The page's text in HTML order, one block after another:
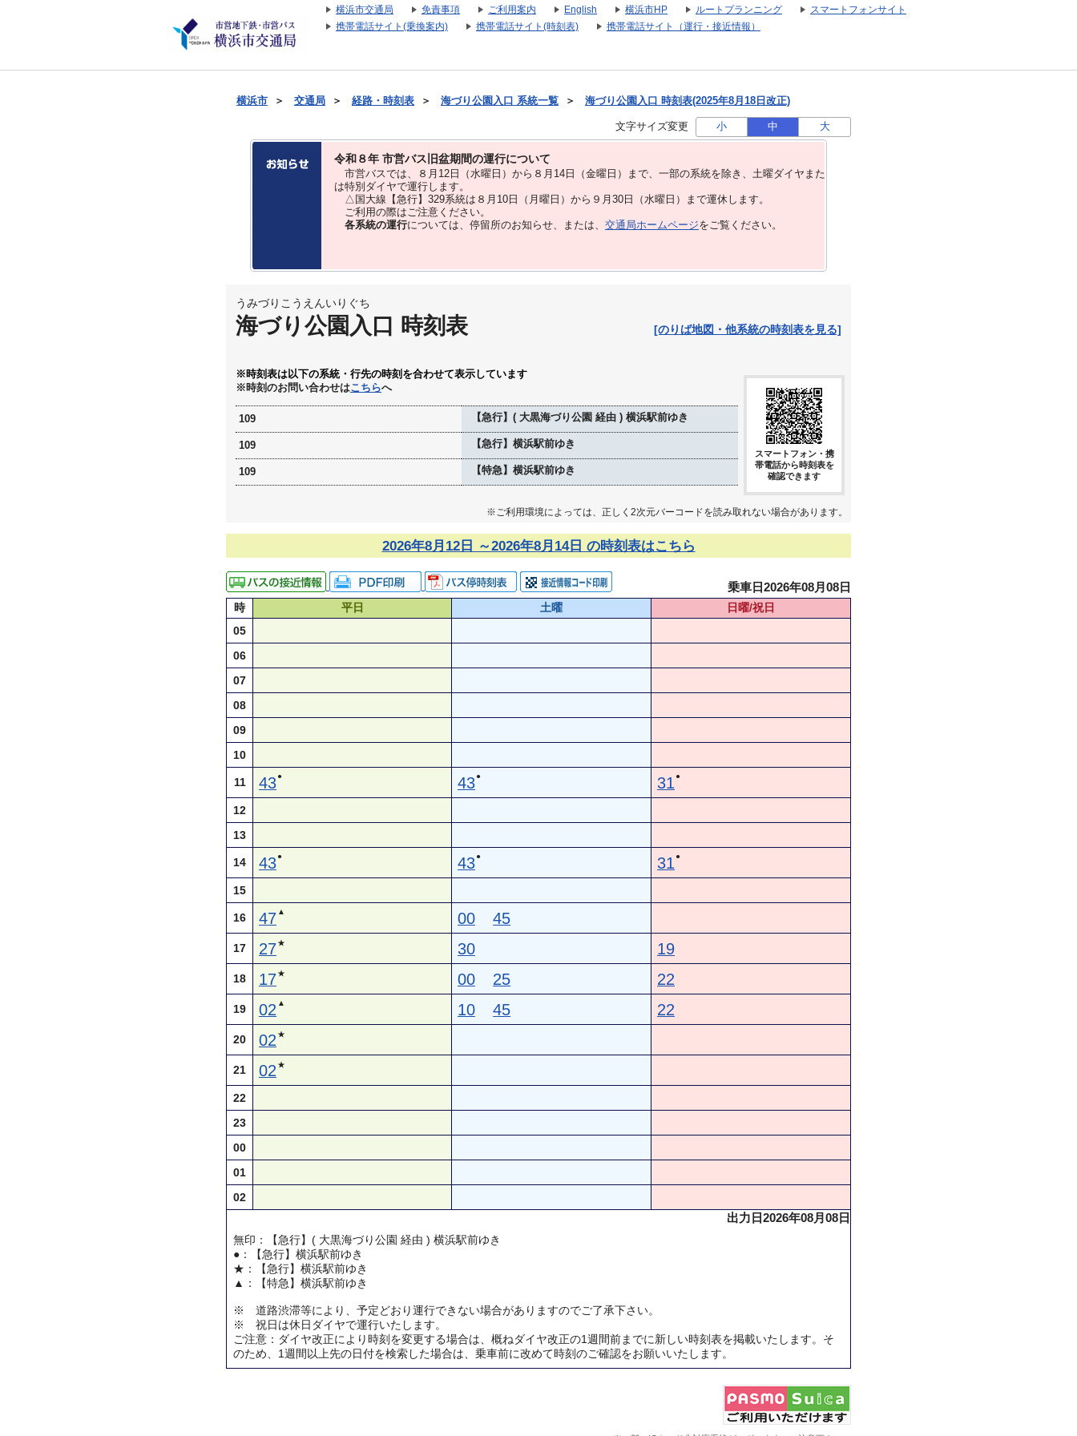
横浜市交通局 免責事項 ご利用案内 English 横浜市HP ルートプランニング
スマートフォンサイト
携帯電話サイト(乗換案内)
携帯電話サイト(時刻表) 携帯電話サイト（運行・接近情報）
横浜市 ＞ 交通局 ＞ 経路・時刻表 ＞ 海づり公園入口 系統一覧 ＞ 海づり公園入口 時刻表(2025年8月18日改正)
文字サイズ変更 小 中 大
令和８年 市営バス旧盆期間の運行について
市営バスでは、８⽉12⽇（水曜日）から８⽉14⽇（金曜日）まで、⼀部の系統を除き、⼟曜ダイヤまた
は特別ダイヤで運⾏します。
△国大線【急行】329系統は８月10日（月曜日）から９月30日（水曜日）まで運休します。
ご利用の際はご注意ください。
各系統の運行については、停留所のお知らせ、または、 交通局ホームページをご覧ください。
うみづりこうえんいりぐち
海づり公園入口 時刻表 [のりば地図・他系統の時刻表を見る]
※時刻表は以下の系統・行先の時刻を合わせて表示しています
※時刻のお問い合わせはこちらへ
109 【急行】( 大黒海づり公園 経由 ) 横浜駅前ゆき
109 【急行】横浜駅前ゆき
109 【特急】横浜駅前ゆき
スマートフォン・携
帯電話から時刻表を
確認できます
※ご利用環境によっては、正しく2次元バーコードを読み取れない場合があります。
2026年8月12日 ～2026年8月14日 の時刻表はこちら
乗車日2026年08月08日
時 平日 土曜
日曜/祝日
05
06
07
08
09
10
11 43● 43● 31 ●
12
13
14 43● 43● 31 ●
15
16 47 ▲ 00 45
17 27★ 30 19
18 17★ 00 25 22
19 02 ▲ 10 45 22
20 02 ★
21 02 ★
22
23
00
01
02
出力日2026年08月08日
無印：【急行】( 大黒海づり公園 経由 ) 横浜駅前ゆき
●：【急行】横浜駅前ゆき
★：【急行】横浜駅前ゆき
▲：【特急】横浜駅前ゆき
※ 道路渋滞等により、予定どおり運行できない場合がありますのでご了承下さい。
※ 祝日は休日ダイヤで運行いたします。
ご注意：ダイヤ改正により時刻を変更する場合は、概ねダイヤ改正の1週間前までに新しい時刻表を掲載いたします。そ
のため、1週間以上先の日付を検索した場合は、乗車前に改めて時刻のご確認をお願いいたします。